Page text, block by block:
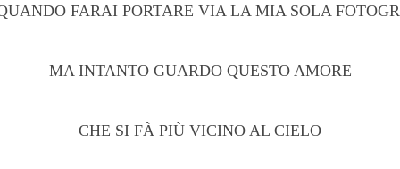
FARAI PORTARE VIA LA MIA SOLA
MA INTANTO GUARDO QUESTO AMORE
CHE SI FÀ PIÙ VICINO AL CIELO